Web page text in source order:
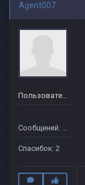
Agent007
Пользователь
Сообщений: 37
Спасибок: 2